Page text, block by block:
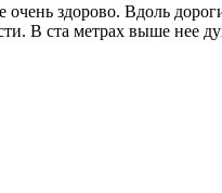
очень здорово. Вдоль
В ста метрах выше нее